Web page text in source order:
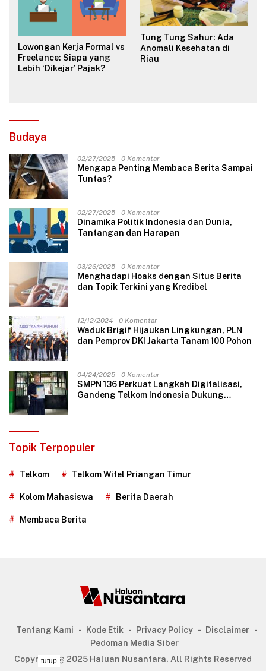
Lowongan Kerja Formal vs
Freelance: Siapa yang
Lebih ‘Dikejar’ Pajak?
Tung Tung Sahur: Ada
Anomali Kesehatan di
Riau
Budaya
02/27/2025 0 Komentar
Mengapa Penting Membaca Berita Sampai
Tuntas?
02/27/2025 0 Komentar
Dinamika Politik Indonesia dan Dunia,
Tantangan dan Harapan
03/26/2025 0 Komentar
Menghadapi Hoaks dengan Situs Berita
dan Topik Terkini yang Kredibel
12/12/2024 0 Komentar
Waduk Brigif Hijaukan Lingkungan, PLN
dan Pemprov DKI Jakarta Tanam 100 Pohon
04/24/2025 0 Komentar
SMPN 136 Perkuat Langkah Digitalisasi,
Gandeng Telkom Indonesia Dukung
Topik Terpopuler
Telkom Telkom Witel Priangan Timur
Kolom Mahasiswa Berita Daerah
Membaca Berita
Tentang Kami Kode Etik Privacy Policy
Disclaimer
Pedoman Media Siber
Copyright @ 2025 Haluan Nusantara. All Rights Reserved
tutup